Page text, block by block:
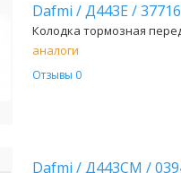
Dafmi /Д443Е/
Колодка тормозная
аналоги
Отзывы 0
Dafmi /Д443СМ /